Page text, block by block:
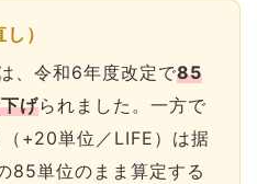
）
、令和6年度改定で85
げられました。一方で
+20単位／LIFE）は据
85単位のまま算定する